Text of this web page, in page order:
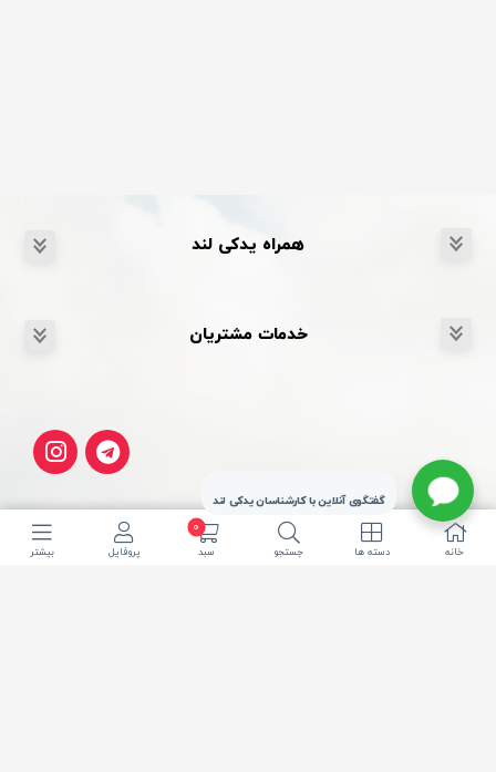
خانه دسته ها جستجو
0
سبد پروفایل بیشتر
همراه یدکی لند
خدمات مشتریان
گفتگوی آنلاین با کارشناسان یدکی لند